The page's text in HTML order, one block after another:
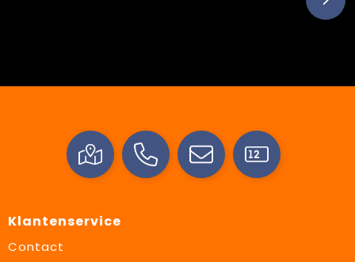
Klantenservice
Contact